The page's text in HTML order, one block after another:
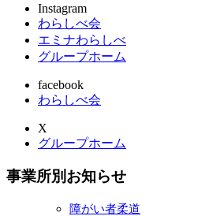
Instagram
わらしべ会
エミナわらしべ
グループホーム
facebook
わらしべ会
X
グループホーム
事業所別お知らせ
障がい者柔道